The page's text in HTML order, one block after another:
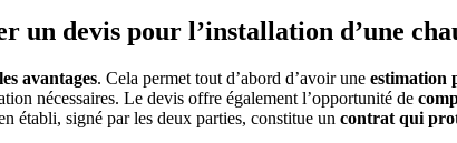
un devis pour l’installation d’une
avantages. Cela permet tout d’abord d’avoir une estimation
nécessaires. Le devis offre également l’opportunité de
établi, signé par les deux parties, constitue un contrat qui